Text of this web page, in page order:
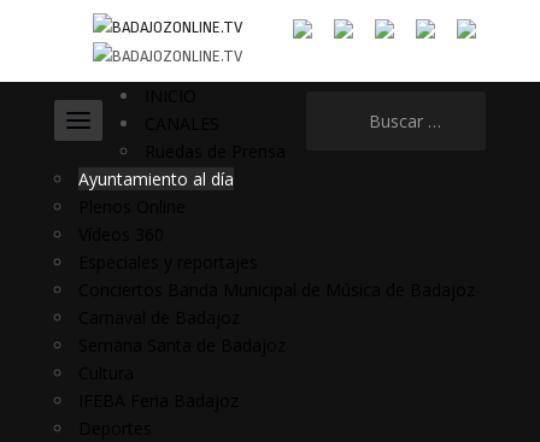
Ayuntamiento al día